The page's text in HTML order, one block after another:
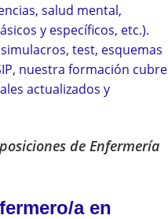
salud mental,
y específicos, etc.).
test, esquemas
nuestra formación cubre
actualizados y
de Enfermería
a en